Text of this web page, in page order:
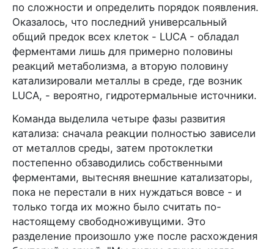
по сложности и определить порядок появления.
Оказалось, что последний универсальный
общий предок всех клеток - LUCA - обладал
ферментами лишь для примерно половины
реакций метаболизма, а вторую половину
катализировали металлы в среде, где возник
LUCA, - вероятно, гидротермальные источники.
Команда выделила четыре фазы развития
катализа: сначала реакции полностью зависели
от металлов среды, затем протоклетки
постепенно обзаводились собственными
ферментами, вытесняя внешние катализаторы,
пока не перестали в них нуждаться вовсе - и
только тогда их можно было считать по-
настоящему свободноживущими. Это
разделение произошло уже после расхождения